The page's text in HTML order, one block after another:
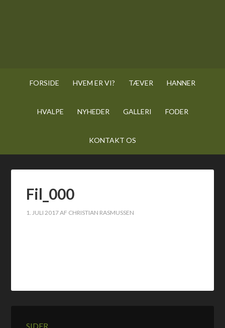
FORSIDE HVEM ER VI? TÆVER HANNER
HVALPE NYHEDER GALLERI FODER
KONTAKT OS
Fil_000
1. JULI 2017AF CHRISTIAN RASMUSSEN
SIDER